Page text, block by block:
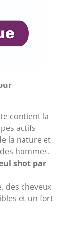
contient la
actifs
la nature et
hommes.
shot par
des cheveux
et un fort